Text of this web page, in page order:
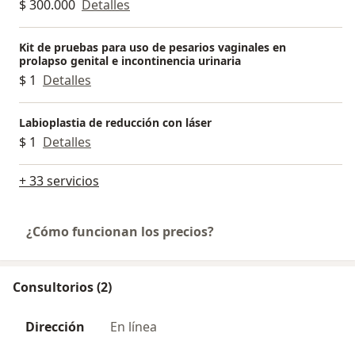
$ 300.000 Detalles
Kit de pruebas para uso de pesarios vaginales en
prolapso genital e incontinencia urinaria
$ 1 Detalles
Labioplastia de reducción con láser
$ 1 Detalles
+ 33 servicios
¿Cómo funcionan los precios?
Consultorios (2)
Dirección En línea